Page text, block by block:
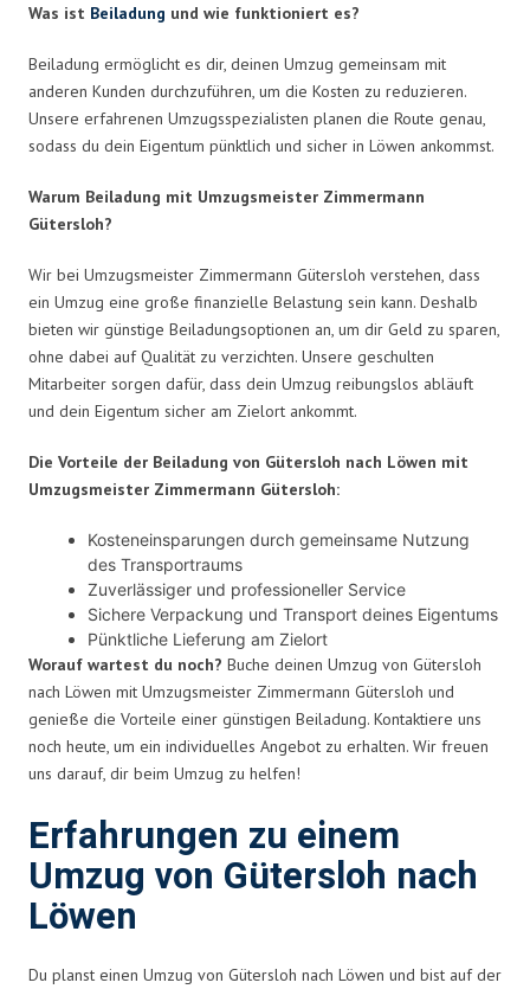
Was ist Beiladung und wie funktioniert es?
Beiladung ermöglicht es dir, deinen Umzug gemeinsam mit
anderen Kunden durchzuführen, um die Kosten zu reduzieren.
Unsere erfahrenen Umzugsspezialisten planen die Route genau,
sodass du dein Eigentum pünktlich und sicher in Löwen ankommst.
Warum Beiladung mit Umzugsmeister Zimmermann
Gütersloh?
Wir bei Umzugsmeister Zimmermann Gütersloh verstehen, dass
ein Umzug eine große finanzielle Belastung sein kann. Deshalb
bieten wir günstige Beiladungsoptionen an, um dir Geld zu sparen,
ohne dabei auf Qualität zu verzichten. Unsere geschulten
Mitarbeiter sorgen dafür, dass dein Umzug reibungslos abläuft
und dein Eigentum sicher am Zielort ankommt.
Die Vorteile der Beiladung von Gütersloh nach Löwen mit
Umzugsmeister Zimmermann Gütersloh:
Kosteneinsparungen durch gemeinsame Nutzung
des Transportraums
Zuverlässiger und professioneller Service
Sichere Verpackung und Transport deines Eigentums
Pünktliche Lieferung am Zielort
Worauf wartest du noch? Buche deinen Umzug von Gütersloh
nach Löwen mit Umzugsmeister Zimmermann Gütersloh und
genieße die Vorteile einer günstigen Beiladung. Kontaktiere uns
noch heute, um ein individuelles Angebot zu erhalten. Wir freuen
uns darauf, dir beim Umzug zu helfen!
Erfahrungen zu einem
Umzug von Gütersloh nach
Löwen
Du planst einen Umzug von Gütersloh nach Löwen und bist auf der